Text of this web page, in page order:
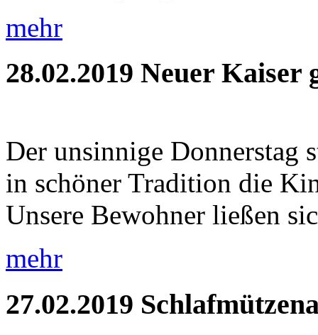
mehr
28.02.2019 Neuer Kaiser
Der unsinnige Donnerstag
in schöner Tradition die
Unsere Bewohner ließen
mehr
27.02.2019